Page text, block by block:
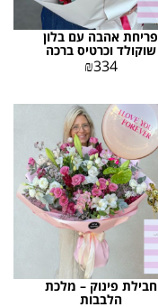
פריחת אהבה עם בלון
שוקולד וכרטיס ברכה
₪334
חבילת פינוק – מלכת
הלבבות